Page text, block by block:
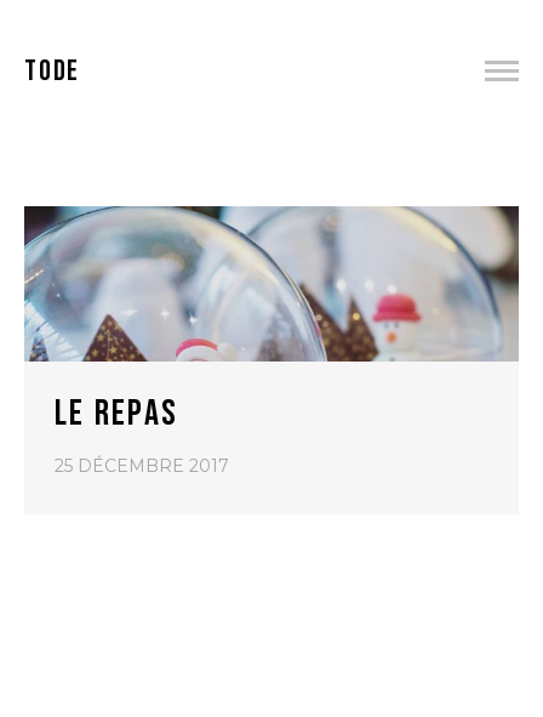
TODE
LE REPAS
25 DÉCEMBRE 2017